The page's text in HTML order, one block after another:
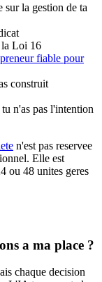
sur la gestion de ta
la Loi 16
fiable pour
construit
n'as pas l'intention
n'est pas reservee
Elle est
ou 48 unites geres
a ma place ?
chaque decision